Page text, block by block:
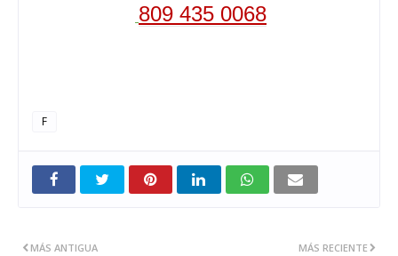
809 435 0068
F
MÁS RECIENTE
MÁS ANTIGUA